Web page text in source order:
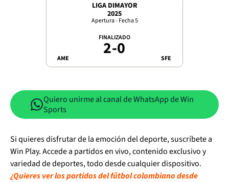
LIGA DIMAYOR
2025
Apertura - Fecha 5
AME
FINALIZADO
2-0 SFE
Quiero unirme al canal de WhatsApp de Win
Sports
Si quieres disfrutar de la emoción del deporte, suscríbete a
Win Play. Accede a partidos en vivo, contenido exclusivo y
variedad de deportes, todo desde cualquier dispositivo.
¿Quieres ver los partidos del fútbol colombiano desde